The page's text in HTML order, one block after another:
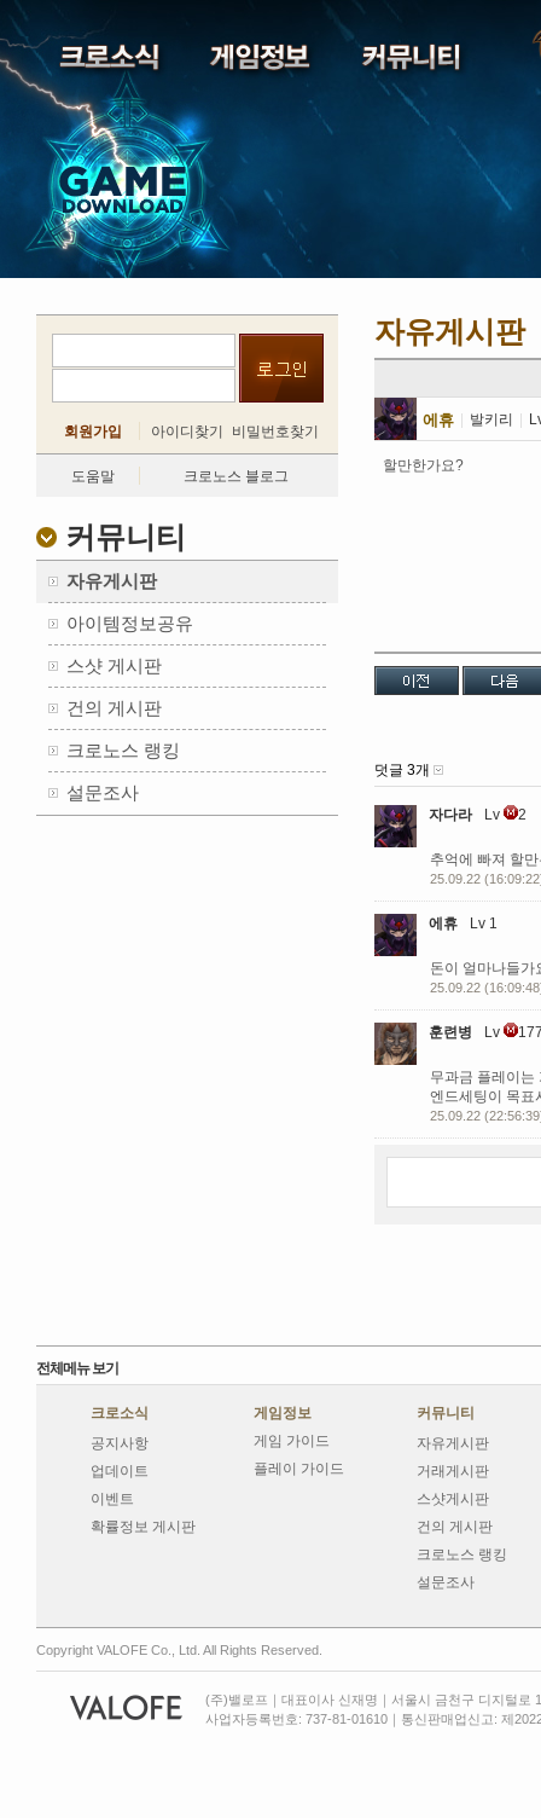
회원가입 아이디찾기 비밀번호찾기
도움말 크로노스 블로그
커뮤니티
자유게시판
아이템정보공유
스샷 게시판
건의 게시판
크로노스 랭킹
설문조사
자유게시판
에휴 발키리
할만한가요?
덧글 3개
자다라 Lv 2
추억에 빠져 할
25.09.22
에휴 Lv 1
돈이 얼마나들가
25.09.22
훈련병 Lv
무과금 플레이는
엔드세팅이 목표
25.09.22
전체메뉴 보기
크로소식
공지사항
업데이트
이벤트
확률정보 게시판
게임정보
게임 가이드
플레이 가이드
커뮤니티
자유게시판
거래게시판
스샷게시판
건의 게시판
크로노스 랭킹
설문조사
Copyright VALOFE Co., Ltd. All Rights Reserved.
(주)밸로프｜대표이사 신재명｜서울시 금천구 디지털로
사업자등록번호: 737-81-01610｜통신판매업신고: 제